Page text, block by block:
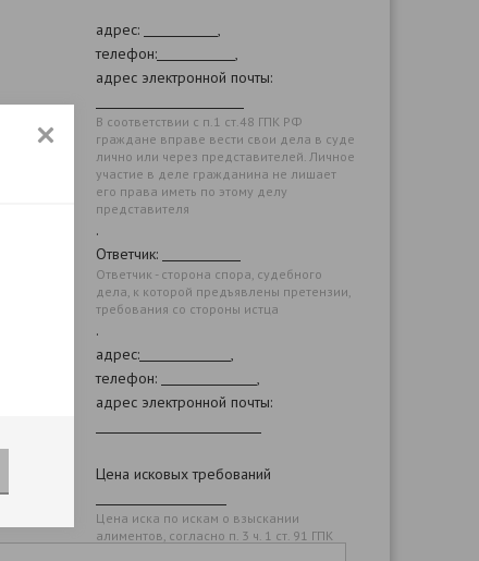
адрес:
,
телефон:
,
адрес электронной почты:
В соответствии с п.1 ст.48 ГПК РФ
граждане вправе вести свои дела в суде
лично или через представителей. Личное
участие в деле гражданина не лишает
его права иметь по этому делу
представителя
.
Ответчик:
Ответчик - сторона спора, судебного
дела, к которой предъявлены претензии,
требования со стороны истца
.
адрес:
,
телефон:
,
адрес электронной почты:
Цена исковых требований
Цена иска по искам о взыскании
алиментов, согласно п. 3 ч. 1 ст. 91 ГПК